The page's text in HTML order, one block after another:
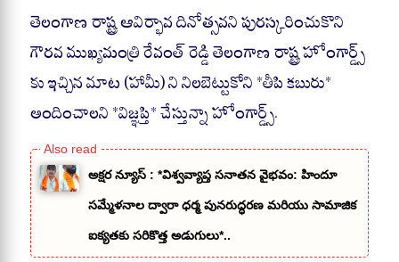
తెలంగాణ రాష్ట్ర ఆవిర్భావ దినోత్సవని పురస్కరించుకొని
గౌరవ ముఖ్యమంత్రి రేవంత్ రెడ్డి తెలంగాణ రాష్ట్ర హోంగార్డ్స్
కు ఇచ్చిన మాట (హామీ) ని నిలబెట్టుకోని *తీపి కబురు*
అందించాలని *విజ్ఞప్తి* చేస్తున్నా హోంగార్డ్స్.
అక్షర న్యూస్ : *​విశ్వవ్యాప్త సనాతన వైభవం: హిందూ
సమ్మేళనాల ద్వారా ధర్మ పునరుద్ధరణ మరియు సామాజిక
ఐక్యతకు సరికొత్త అడుగులు*..